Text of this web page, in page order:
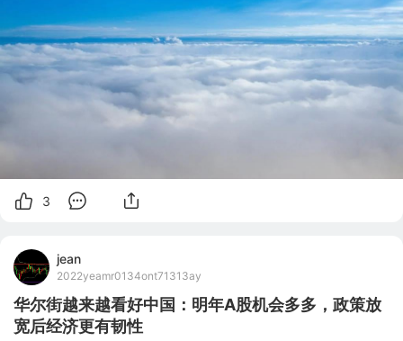
一根K线最低点；在下跌过程中反之。 复杂行情：走势不
明。阴阳K线在数量及幅度上基本均衡，K线在限定区域内
波动。 （二）大与小交替 大幅与小幅提现的是K线幅度的
交替过程。 我们
3
jean
2022yeamr0134ont71313ay
华尔街越来越看好中国：明年A股机会多多，政策放
宽后经济更有韧性